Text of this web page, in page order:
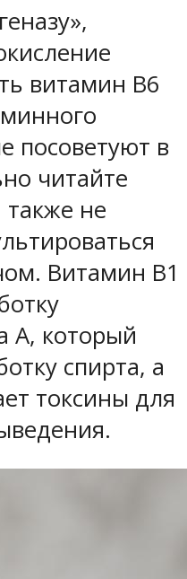
витамин В6
посоветуют в
читайте
не
Витамин В1
А, который
спирта, а
токсины для